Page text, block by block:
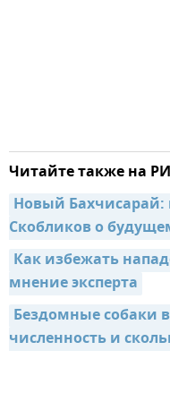
Читайте также на
Новый
Скобликов о
Как избежать
мнение эксперта
Бездомные собаки
численность и